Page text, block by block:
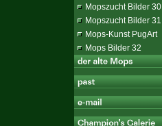
Mopszucht Bilder 30
Mopszucht Bilder 31
Mops-Kunst PugArt
Mops Bilder 32